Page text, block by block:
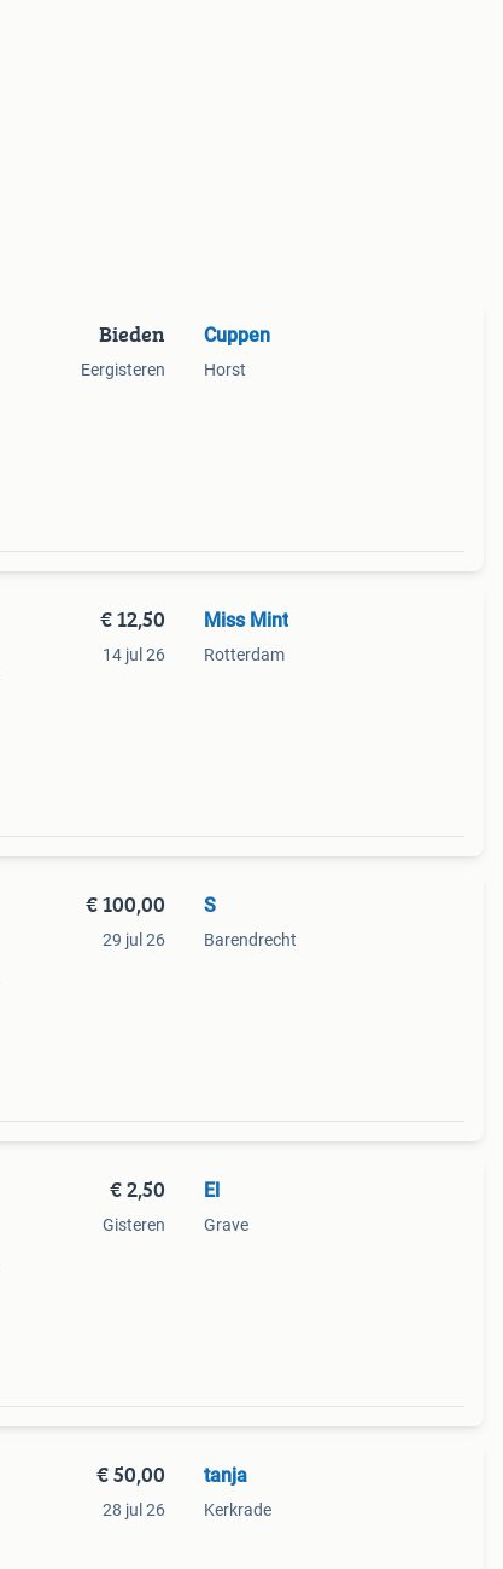
Bieden
Eergisteren
Cuppen
Horst
€ 12,50
14 jul 26
Miss Mint
Rotterdam
€ 100,00
29 jul 26
S
Barendrecht
€ 2,50
Gisteren
El
Grave
€ 50,00
28 jul 26
tanja
Kerkrade